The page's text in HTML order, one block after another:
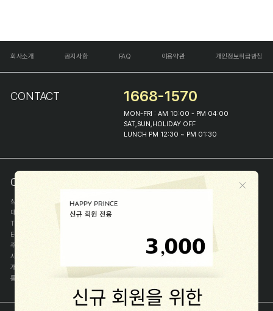
회사소개 공지사항 FAQ 이용약관 개인정보취급방침
CONTACT 1668-1570
MON-FRI : AM 10:00 - PM 04:00
SAT,SUN,HOLIDAY OFF
LUNCH PM 12:30 ~ PM 01:30
COMPANY INFO
상호
(주)해피프린스
대표
이화진
TEL
E-MAIL
주소
사업자등록번호
개인정보관리자
이화진
통신판매신고번호
제 2018-서울종로-1384 호[사업자정보확인]